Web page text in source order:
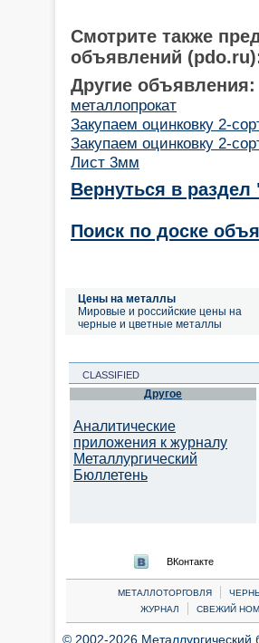
Смотрите также
объявлений
Другие объявления:
металлопрокат
Закупаем оцинковку 2-
Закупаем оцинковку 2-
Лист 3мм
Вернуться в
Поиск по доске
Цены на металлы
Мировые и российские цены на
черные и цветные металлы
CLASSIFIED
Другое
Аналитические
приложения к журналу
Металлургический
Бюллетень
ВКонтакте
МЕТАЛЛОТОРГОВЛЯ |
ЖУРНАЛ
| СВЕЖИЙ
© 2002-2026